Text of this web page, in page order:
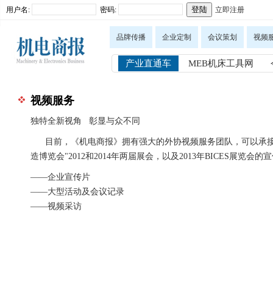
用户名: 密码: 立即注册
品牌传播 企业定制 会议策划 视频
产业直通车 MEB机床工具网
视频服务
独特全新视角 彰显与众不同
目前，《机电商报》拥有强大的外协视频服务团队，可以
造博览会"2012和2014年两届展会，以及2013年BICES展览会的
——企业宣传片
——大型活动及会议记录
——视频采访